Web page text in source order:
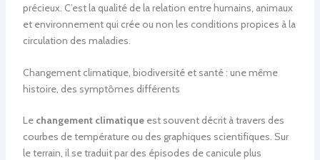
précieux. C’est la qualité de la relation entre humains, animaux
et environnement qui crée ou non les conditions propices à la
circulation des maladies.
Changement climatique, biodiversité et santé : une même
histoire, des symptômes différents
Le changement climatiqueest souvent décrit à travers des
courbes de température ou des graphiques scientifiques. Sur
le terrain, il se traduit par des épisodes de canicule plus